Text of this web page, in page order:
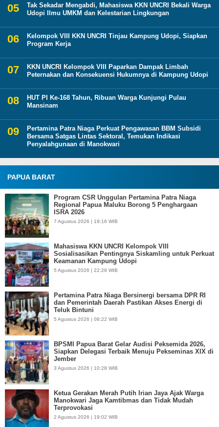
Tak Sekadar Mengabdi, Mahasiswa KKN UNCRI Bekali Warga
Udopi Ilmu UMKM dan Kelestarian Lingkungan
Kelompok VIII KKN UNCRI Tinjau Kampung Udopi, Siapkan
Program Kerja
KKN UNCRI Kelompok VIII Paparkan Dampak Limbah
Peternakan dan Konsekuensi Hukumnya di Kampung Udopi
HUT PI Ke-168 Tahun, Ribuan Warga Kunjungi Pulau
Mansinam
Pertamina Patra Niaga Perkuat Pengawasan BBM Subsidi
Bersama Satgas Lintas Sektoral, Temukan Indikasi
Penyalahgunaan di Manokwari
PAPUA BARAT
Program CSR Unggulan Pertamina Patra Niaga
Regional Papua Maluku Borong 5 Penghargaan
ISRA 2026
7 Agustus 2026 | 19:16 WIB
Mahasiswa KKN UNCRI Kelompok VIII
Sosialisasikan Pentingnya Siskamling untuk Perkuat
Keamanan Kampung Udopi
5 Agustus 2026 | 22:28 WIB
Pertamina Patra Niaga Bersinergi bersama DPR RI
dan Pemerintah Daerah Pastikan Akses Energi di
Teluk Bintuni
5 Agustus 2026 | 08:22 WIB
BPSMI Papua Barat Gelar Audisi Peksemida 2026,
Siapkan Delegasi Terbaik Menuju Pekseminas XIX di
Jember
3 Agustus 2026 | 10:28 WIB
Ketua Gerakan Merah Putih Irian Jaya Ajak Warga
Manokwari Jaga Kamtibmas dan Tidak Mudah
Terprovokasi
2 Agustus 2026 | 19:02 WIB